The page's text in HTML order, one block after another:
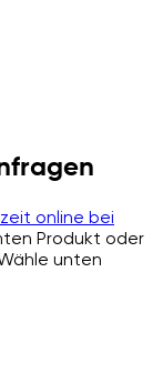
online bei
Produkt oder
unten